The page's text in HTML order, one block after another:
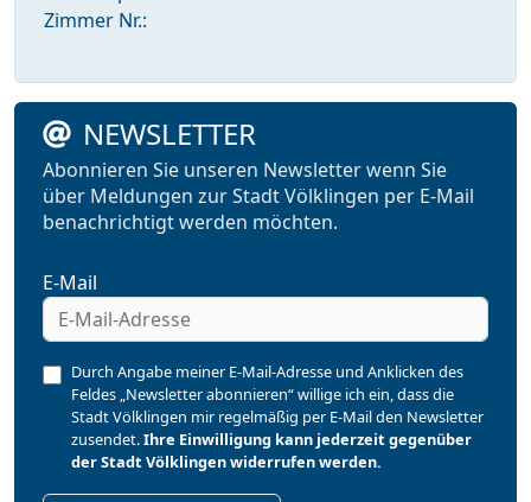
Zimmer Nr.:
NEWSLETTER
Abonnieren Sie unseren Newsletter wenn Sie
über Meldungen zur Stadt Völklingen per E-Mail
benachrichtigt werden möchten.
E-Mail
Durch Angabe meiner E-Mail-Adresse und Anklicken des
Feldes „Newsletter abonnieren“ willige ich ein, dass die
Stadt Völklingen mir regelmäßig per E-Mail den Newsletter
zusendet.Ihre Einwilligung kann jederzeit gegenüber
der Stadt Völklingen widerrufen werden.